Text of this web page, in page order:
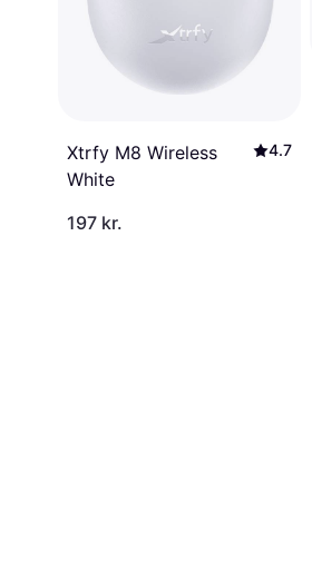
Xtrfy M8 Wireless
White
4.7
197 kr.